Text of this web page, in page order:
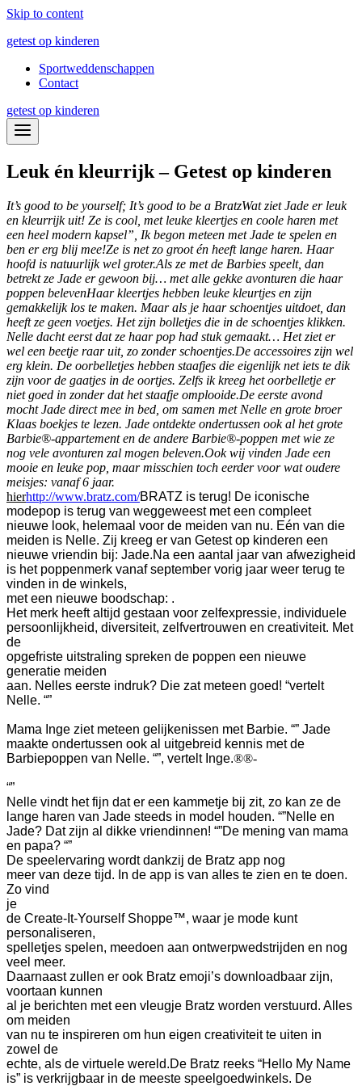
Skip to content
getest op kinderen
Sportweddenschappen
Contact
getest op kinderen
Leuk én kleurrijk – Getest op kinderen
It’s good to be yourself; It’s good to be a BratzWat ziet Jade er leuk
en kleurrijk uit! Ze is cool, met leuke kleertjes en coole haren met
een heel modern kapsel”, Ik begon meteen met Jade te spelen en
ben er erg blij mee!Ze is net zo groot én heeft lange haren. Haar
hoofd is natuurlijk wel groter.Als ze met de Barbies speelt, dan
betrekt ze Jade er gewoon bij… met alle gekke avonturen die haar
poppen belevenHaar kleertjes hebben leuke kleurtjes en zijn
gemakkelijk los te maken. Maar als je haar schoentjes uitdoet, dan
heeft ze geen voetjes. Het zijn bolletjes die in de schoentjes klikken.
Nelle dacht eerst dat ze haar pop had stuk gemaakt… Het ziet er
wel een beetje raar uit, zo zonder schoentjes.De accessoires zijn wel
erg klein. De oorbelletjes hebben staafjes die eigenlijk net iets te dik
zijn voor de gaatjes in de oortjes. Zelfs ik kreeg het oorbelletje er
niet goed in zonder dat het staafje omplooide.De eerste avond
mocht Jade direct mee in bed, om samen met Nelle en grote broer
Klaas boekjes te lezen. Jade ontdekte ondertussen ook al het grote
Barbie®-appartement en de andere Barbie®-poppen met wie ze
nog vele avonturen zal mogen beleven.Ook wij vinden Jade een
mooie en leuke pop, maar misschien toch eerder voor wat oudere
meisjes: vanaf 6 jaar.
hierhttp://www.bratz.com/BRATZ is terug! De iconische
modepop is terug van weggeweest met een compleet
nieuwe look, helemaal voor de meiden van nu. Eén van die
meiden is Nelle. Zij kreeg er van Getest op kinderen een
nieuwe vriendin bij: Jade.Na een aantal jaar van afwezigheid
is het poppenmerk vanaf september vorig jaar weer terug te
vinden in de winkels,
met een nieuwe boodschap: .
Het merk heeft altijd gestaan voor zelfexpressie, individuele
persoonlijkheid, diversiteit, zelfvertrouwen en creativiteit. Met
de
opgefriste uitstraling spreken de poppen een nieuwe
generatie meiden
aan. Nelles eerste indruk? Die zat meteen goed! “vertelt
Nelle. “”
Mama Inge ziet meteen gelijkenissen met Barbie. “” Jade
maakte ondertussen ook al uitgebreid kennis met de
Barbiepoppen van Nelle. “”, vertelt Inge.®®-
“”
Nelle vindt het fijn dat er een kammetje bij zit, zo kan ze de
lange haren van Jade steeds in model houden. “”Nelle en
Jade? Dat zijn al dikke vriendinnen! “”De mening van mama
en papa? “”
De speelervaring wordt dankzij de Bratz app nog
meer van deze tijd. In de app is van alles te zien en te doen.
Zo vind
je
de Create-It-Yourself Shoppe™, waar je mode kunt
personaliseren,
spelletjes spelen, meedoen aan ontwerpwedstrijden en nog
veel meer.
Daarnaast zullen er ook Bratz emoji’s downloadbaar zijn,
voortaan kunnen
al je berichten met een vleugje Bratz worden verstuurd. Alles
om meiden
van nu te inspireren om hun eigen creativiteit te uiten in
zowel de
echte, als de virtuele wereld.De Bratz reeks “Hello My Name
is” is verkrijgbaar in de meeste speelgoedwinkels. De